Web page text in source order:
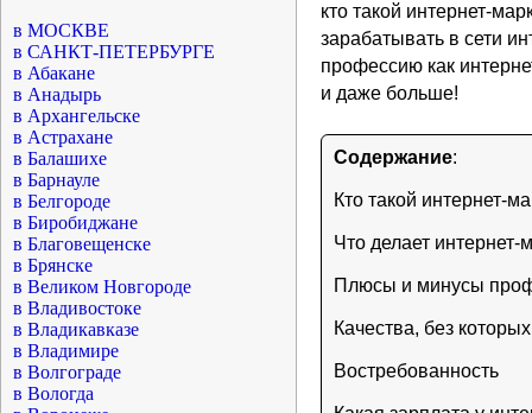
кто такой интернет-
зарабатывать в сети
профессию как
и даже больше!
Содержание:
Кто такой интернет-
Что делает интернет-
Плюсы и минусы
Качества, без
Востребованность
в МОСКВЕ
в САНКТ-ПЕТЕРБУРГЕ
в Абакане
в Анадырь
в Архангельске
в Астрахане
в Балашихе
в Барнауле
в Белгороде
в Биробиджане
в Благовещенске
в Брянске
в Великом Новгороде
в Владивостоке
в Владикавказе
в Владимире
в Волгограде
в Вологда